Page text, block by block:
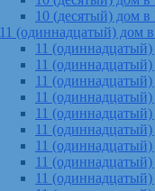
10 (десятый) дом в
11 (одиннадцатый) дом в
11
11
11
11
11
11
11
11
11